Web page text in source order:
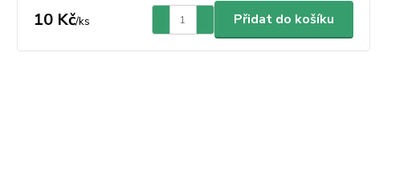
10 Kč/ks Přidat do košíku